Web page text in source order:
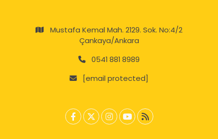
Mustafa Kemal Mah. 2129. Sok. No:4/2
Çankaya/Ankara
0541 881 8989
[email protected]